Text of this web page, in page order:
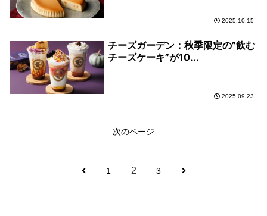
2025.10.15
チーズガーデン：秋季限定の”飲む
チーズケーキ”が10...
2025.09.23
次のページ
1 2 3